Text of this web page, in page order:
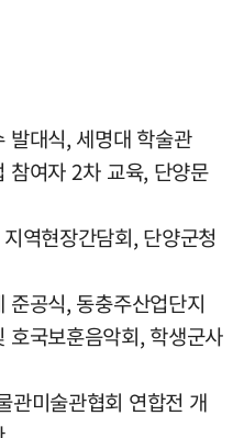
대식, 세명대 학술관
여자 2차 교육, 단양문
역현장간담회, 단양군청
공식, 동충주산업단지
국보훈음악회, 학생군사
미술관협회 연합전 개